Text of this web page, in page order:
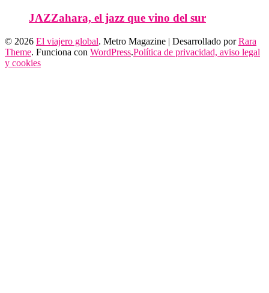
JAZZahara, el jazz que vino del sur
© 2026 El viajero global. Metro Magazine | Desarrollado porRara
Theme. Funciona con WordPress.Política de privacidad, aviso legal
y cookies